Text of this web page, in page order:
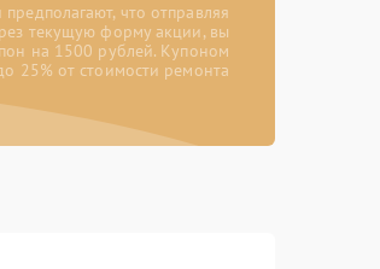
что отправляя
текущую форму акции, вы
на 1500 рублей. Купоном
25% от стоимости ремонта